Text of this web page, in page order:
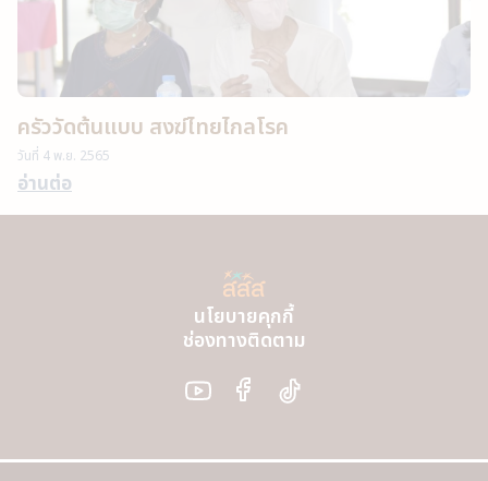
ครัววัดต้นแบบ สงฆ์ไทยไกลโรค
วันที่ 4 พ.ย. 2565
อ่านต่อ
นโยบายคุกกี้
ช่องทางติดตาม